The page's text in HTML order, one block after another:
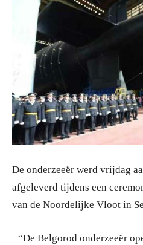
De onderzeeër werd vrijdag
afgeleverd tijdens een
van de Noordelijke Vloot in
“De Belgorod onderzeeër